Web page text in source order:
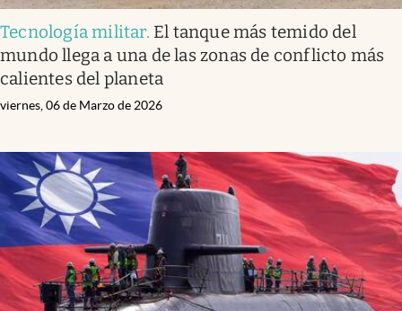
Tecnología militar. El tanque más temido del
mundo llega a una de las zonas de conflicto más
calientes del planeta
viernes, 06 de Marzo de 2026